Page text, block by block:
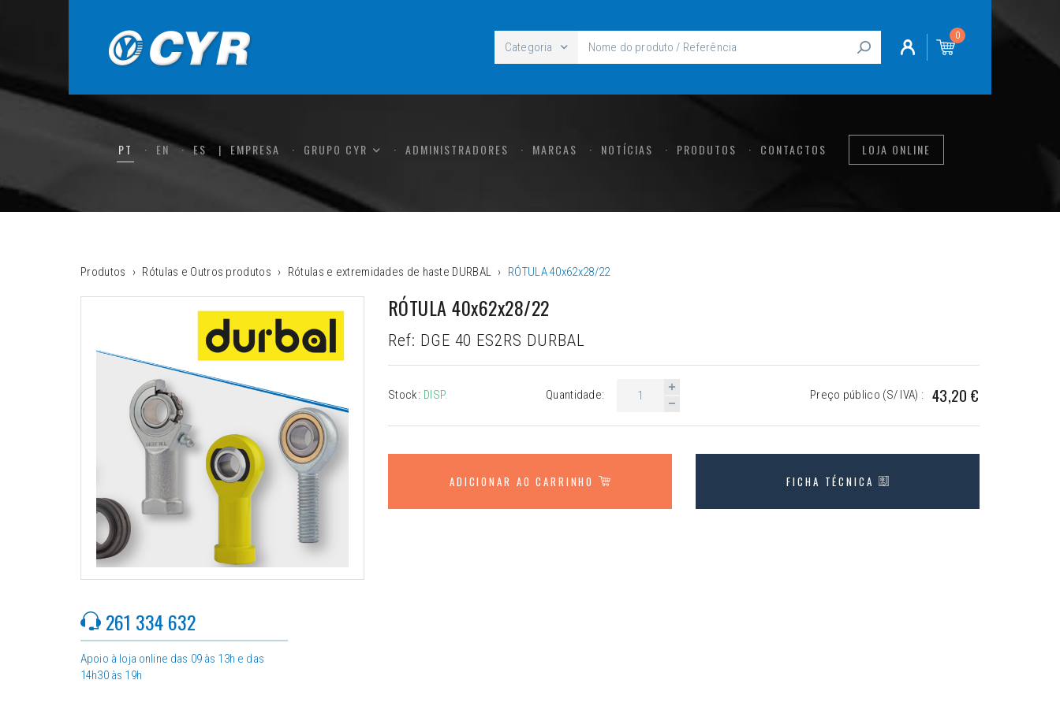
Categoria
0
PT EN ES EMPRESA GRUPO CYR ADMINISTRADORES MARCAS NOTÍCIAS PRODUTOS CONTACTOS LOJA ONLINE
Produtos Rótulas e Outros produtos Rótulas e extremidades de haste DURBAL RÓTULA 40x62x28/22
RÓTULA 40x62x28/22
Ref: DGE 40 ES2RS DURBAL
261 334 632
Apoio à loja online das 09 às 13h e das
14h30 às 19h
Stock: DISP. Quantidade: Preço público (S/ IVA) : 43,20 €
ADICIONAR AO CARRINHO FICHA TÉCNICA